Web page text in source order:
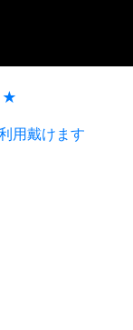
★
用戴けます